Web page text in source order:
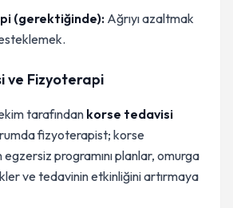
(gerektiğinde): Ağrıyı azaltmak
ve Fizyoterapi
tarafından korse tedavisi
fizyoterapist; korse
egzersiz programını planlar, omurga
ve tedavinin etkinliğini artırmaya